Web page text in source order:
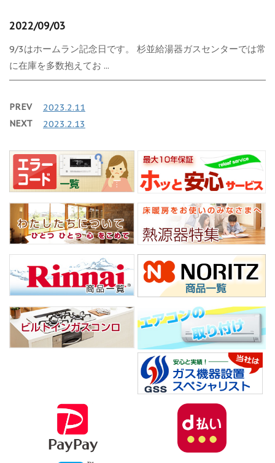
2022/09/03
9/3はホームラン記念日です。 杉並給湯器ガスセンターでは常
に在庫を多数抱えてお ...
PREV 2023.2.11
NEXT 2023.2.13